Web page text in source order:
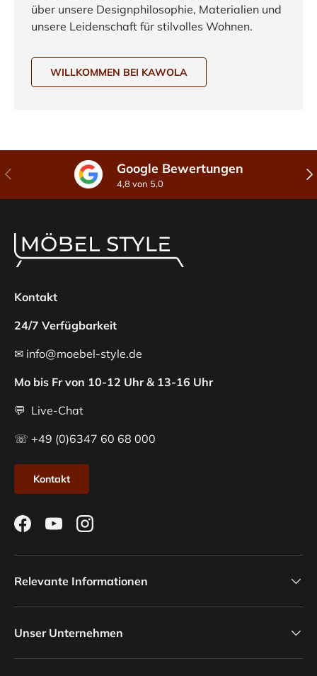
über unsere Designphilosophie, Materialien und
unsere Leidenschaft für stilvolles Wohnen.
WILLKOMMEN BEI KAWOLA
Vorherige Google Bewertungen
4,8 von 5,0
Kontakt
24/7 Verfügbarkeit
✉ info@moebel-style.de
Mo bis Fr von 10-12 Uhr & 13-16 Uhr
💬 Live-Chat
☏ +49 (0)6347 60 68 000
Kontakt
FacebookYouTubeInstagram
Relevante Informationen
Unser Unternehmen